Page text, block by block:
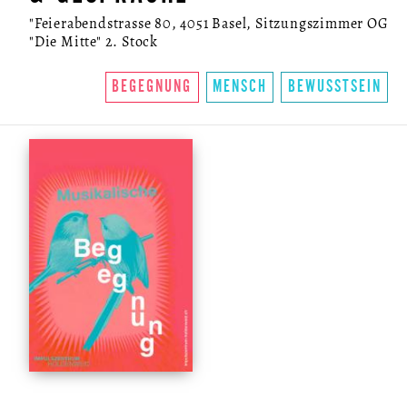
"Feierabendstrasse 80, 4051 Basel, Sitzungszimmer OG
"Die Mitte" 2. Stock
BEGEGNUNG MENSCH BEWUSSTSEIN